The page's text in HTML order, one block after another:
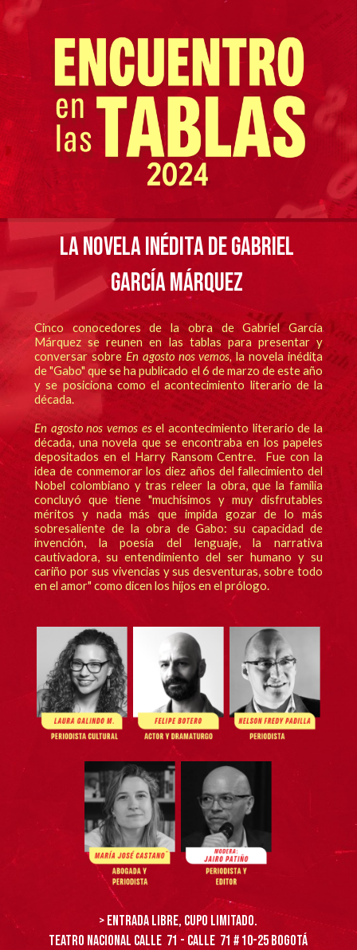
LA NOVELA INÉDITA DE GABRIEL
GARCÍA MÁRQUEZ
Cinco conocedores de la obra de Gabriel García
Márquez se reunen en las tablas para presentar y
conversar sobre En agosto nos vemos,la novela inédita
de "Gabo" que se ha publicado el 6 de marzo de este año
y se posiciona como el acontecimiento literario de la
década.
En agosto nos vemos esel acontecimiento literario de la
década, una novela que se encontraba en los papeles
depositados en el Harry Ransom Centre. Fue con la
idea de conmemorar los diez años del fallecimiento del
Nobel colombiano y tras releer la obra, que la familia
concluyó que tiene "muchísimos y muy disfrutables
méritos y nada más que impida gozar de lo más
sobresaliente de la obra de Gabo: su capacidad de
invención, la poesía del lenguaje, la narrativa
cautivadora, su entendimiento del ser humano y su
cariño por sus vivencias y sus desventuras, sobre todo
en el amor" como dicen los hijos en el prólogo.
> Entrada libre, cupo limitado.
TEATRO NACIONAL CALLE 71 - Calle 71 # 10-25 BOGOTÁ